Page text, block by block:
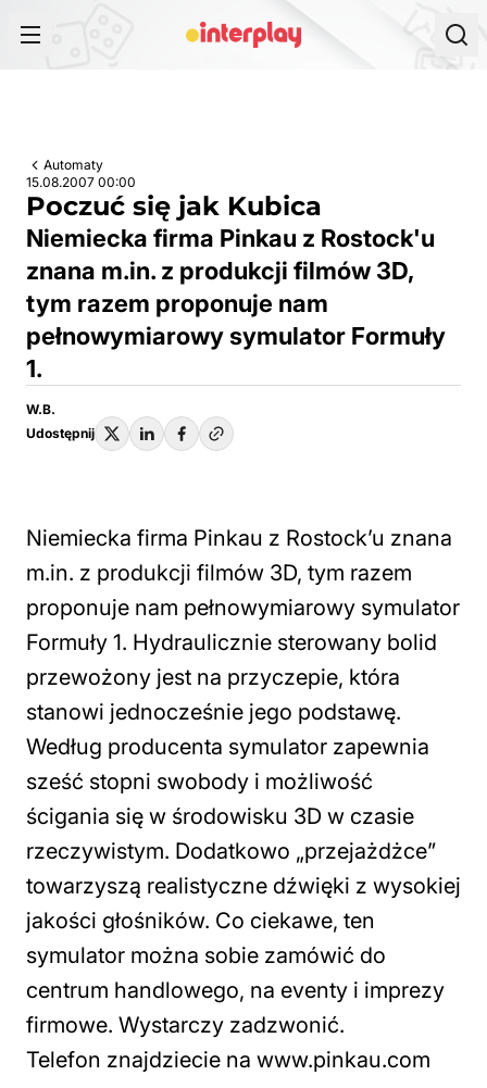
Automaty
15.08.2007 00:00
Poczuć się jak Kubica
Niemiecka firma Pinkau z Rostock'u
znana m.in. z produkcji filmów 3D,
tym razem proponuje nam
pełnowymiarowy symulator Formuły
1.
W.B.
Udostępnij
Niemiecka firma Pinkau z Rostock’u znana
m.in. z produkcji filmów 3D, tym razem
proponuje nam pełnowymiarowy symulator
Formuły 1. Hydraulicznie sterowany bolid
przewożony jest na przyczepie, która
stanowi jednocześnie jego podstawę.
Według producenta symulator zapewnia
sześć stopni swobody i możliwość
ścigania się w środowisku 3D w czasie
rzeczywistym. Dodatkowo „przejażdżce”
towarzyszą realistyczne dźwięki z wysokiej
jakości głośników. Co ciekawe, ten
symulator można sobie zamówić do
centrum handlowego, na eventy i imprezy
firmowe. Wystarczy zadzwonić.
Telefon znajdziecie na www.pinkau.com